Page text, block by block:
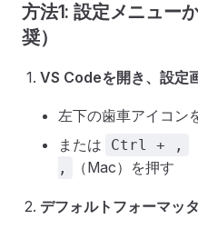
方法1: 設定メニュー
奨）
VS Codeを開き、設定
左下の歯車アイコン
または
Ctrl + ,
,
（Mac）を押す
デフォルトフォーマッ